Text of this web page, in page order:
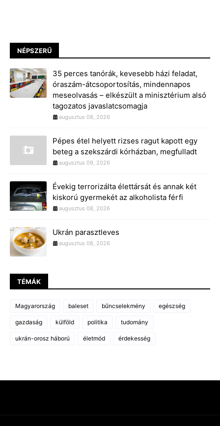
NÉPSZERŰ
35 perces tanórák, kevesebb házi feladat,
óraszám-átcsoportosítás, mindennapos
meseolvasás – elkészült a minisztérium alsó
tagozatos javaslatcsomagja
augusztus 08, 2026
Pépes étel helyett rizses ragut kapott egy
beteg a szekszárdi kórházban, megfulladt
augusztus 09, 2026
Évekig terrorizálta élettársát és annak két
kiskorú gyermekét az alkoholista férfi
augusztus 08, 2026
Ukrán parasztleves
augusztus 08, 2026
TÉMÁK
Magyarország baleset bűncselekmény egészség
gazdaság külföld politika tudomány
ukrán-orosz háború életmód érdekesség